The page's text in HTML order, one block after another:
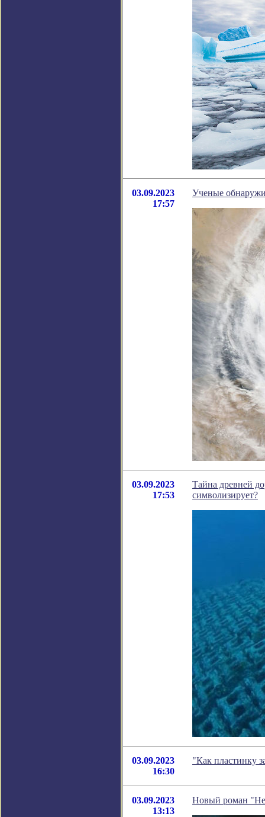
03.09.2023
17:57
Ученые
03.09.2023
17:53
Тайна древней
символизирует?
03.09.2023
16:30
"Как пластинку
03.09.2023
13:13
Новый роман